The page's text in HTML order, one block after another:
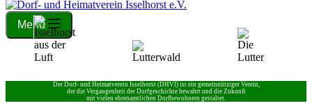
Menu
Der Dorf- und Heimatverein Isselhorst (DHVI) ist ein gemeinnütziger Verein,
der die Vergangenheit der Dorfgeschichte bewahrt und die Zukunft
mit vielen ehrenamtlichen Dorfbewohnern gestaltet.